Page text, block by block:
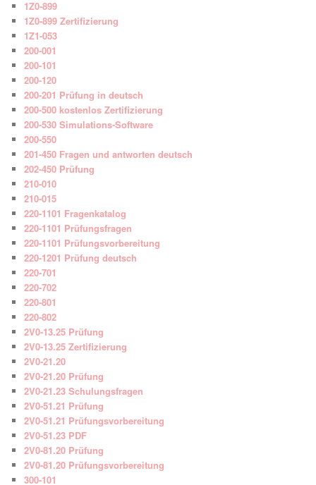
1Z0-899
1Z0-899 Zertifizierung
1Z1-053
200-001
200-101
200-120
200-201 Prüfung in deutsch
200-500 kostenlos Zertifizierung
200-530 Simulations-Software
200-550
201-450 Fragen und antworten deutsch
202-450 Prüfung
210-010
210-015
220-1101 Fragenkatalog
220-1101 Prüfungsfragen
220-1101 Prüfungsvorbereitung
220-1201 Prüfung deutsch
220-701
220-702
220-801
220-802
2V0-13.25 Prüfung
2V0-13.25 Zertifizierung
2V0-21.20
2V0-21.20 Prüfung
2V0-21.23 Schulungsfragen
2V0-51.21 Prüfung
2V0-51.21 Prüfungsvorbereitung
2V0-51.23 PDF
2V0-81.20 Prüfung
2V0-81.20 Prüfungsvorbereitung
300-101